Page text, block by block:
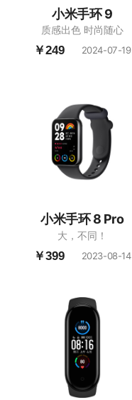
小米手环 9
质感出色 时尚随心
￥249 2024-07-19
小米手环 8 Pro
大，不同！
￥399 2023-08-14